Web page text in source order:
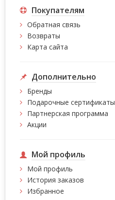
Покупателям
Обратная связь
Возвраты
Карта сайта
Дополнительно
Бренды
Подарочные сертификаты
Партнерская программа
Акции
Мой профиль
Мой профиль
История заказов
Избранное